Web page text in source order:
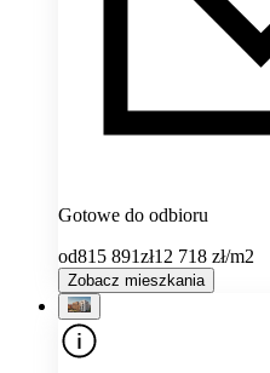
Gotowe do odbioru
od815 891zł12 718 zł/m2
Zobacz mieszkania